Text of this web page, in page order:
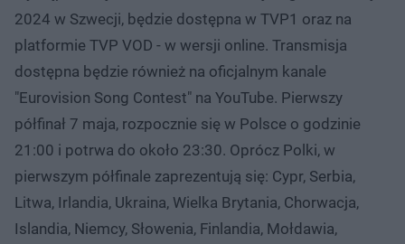
2024 w Szwecji, będzie dostępna w TVP1 oraz na
platformie TVP VOD - w wersji online. Transmisja
dostępna będzie również na oficjalnym kanale
"Eurovision Song Contest" na YouTube. Pierwszy
półfinał 7 maja, rozpocznie się w Polsce o godzinie
21:00 i potrwa do około 23:30. Oprócz Polki, w
pierwszym półfinale zaprezentują się: Cypr, Serbia,
Litwa, Irlandia, Ukraina, Wielka Brytania, Chorwacja,
Islandia, Niemcy, Słowenia, Finlandia, Mołdawia,